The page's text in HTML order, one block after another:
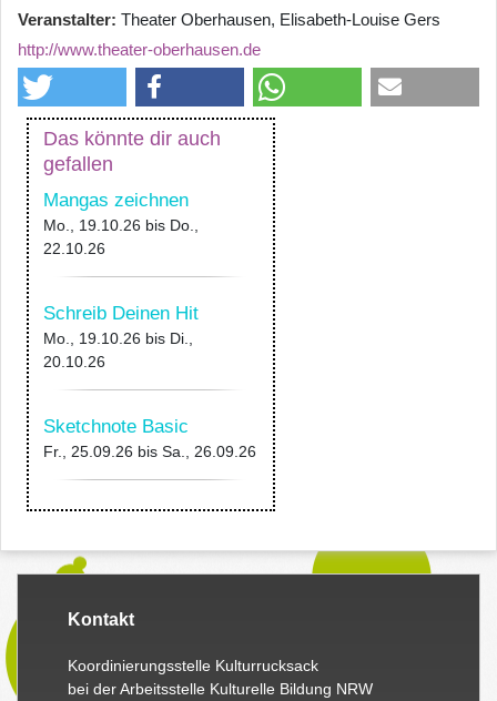
Veranstalter Theater Oberhausen, Elisabeth-Louise Gers
http://www.theater-oberhausen.de
Das könnte dir auch
gefallen
Mangas zeichnen
Mo., 19.10.26 bis Do.,
22.10.26
Schreib Deinen Hit
Mo., 19.10.26 bis Di.,
20.10.26
Sketchnote Basic
Fr., 25.09.26 bis Sa., 26.09.26
Kontakt
Koordinierungsstelle Kulturrucksack
bei der Arbeitsstelle Kulturelle Bildung NRW